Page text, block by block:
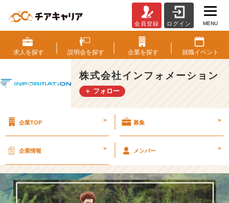
4
卒
内
定
者
が
当
魅
力!!
【株
式
会員登録 ログイン MENU
求人を探す 説明会を探す 企業を探す 就職イベント
株式会社インフォメーション
＋ フォロー
企業TOP > 募集 >
企業情報 > メンバー >